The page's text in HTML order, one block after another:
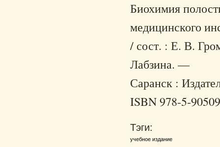
Биохимия
медицинского
/ сост. : Е. В.
Лабзина. —
Саранск :
ISBN 978-5-
Тэги:
учебное издание